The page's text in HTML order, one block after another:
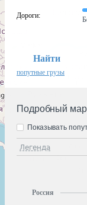
Дороги:
Найти
попутные грузы
Подробный
Легенда
Показывать
Россия